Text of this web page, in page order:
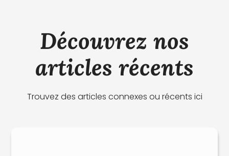
Découvrez nos
articles récents
Trouvez des articles connexes ou récents ici